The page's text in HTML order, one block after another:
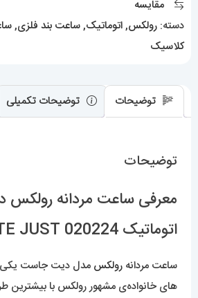
مقایسه
دسته: رولکس,اتوماتیک,ساعت بند فلزی,
کلاسیک
توضیحات توضیحات تکمیلی
توضیحات
معرفی ساعت مردانه
اتوماتیک 020224 ROLEX DATE JUST
ساعت مردانه رولکسمدل دیت جاست یکی
های خانواده‌ی مشهور رولکس با بیشترین